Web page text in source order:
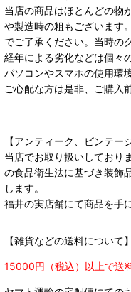
当店の商品はほとんどの物
や製造時の粗もございます
でご了承ください。当時の
経年による劣化などは個々
パソコンやスマホの使用環
ご心配な方は是非、ご購入
【アンティーク、ビンテー
当店でお取り扱いしており
の食品衛生法に基づき装飾
します。
福井の実店舗にて商品を手
【雑貨などの送料について】
15000円（税込）以上で送